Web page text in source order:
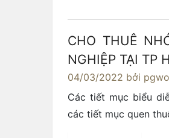
CHO THUÊ
NGHIỆP TẠI TP
04/03/2022 bởi
Các tiết mục biểu
các tiết mục quen